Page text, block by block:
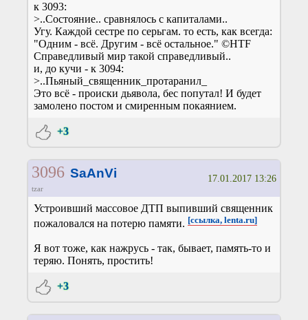
к 3093:
>..Состояние.. сравнялось с капиталами..
Угу. Каждой сестре по серьгам. то есть, как всегда:
"Одним - всё. Другим - всё остальное." ©HTF
Справедливый мир такой справедливый..
и, до кучи - к 3094:
>..Пьяный_священник_протаранил_
Это всё - происки дьявола, бес попутал! И будет
замолено постом и смиренным покаянием.
+3
3096 SaAnVi
tzar
17.01.2017 13:26
Устроивший массовое ДТП выпивший священник
пожаловался на потерю памяти. [ссылка, lenta.ru]
Я вот тоже, как нажрусь - так, бывает, память-то и
теряю. Понять, простить!
+3